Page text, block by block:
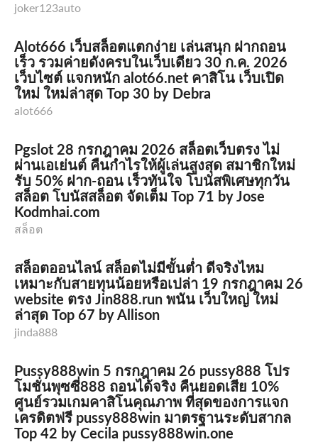
joker123auto
Alot666 เว็บสล็อตแตกง่าย เล่นสนุก ฝากถอน
เร็ว รวมค่ายดังครบในเว็บเดียว 30 ก.ค. 2026
เว็บไซต์ แจกหนัก alot66.net คาสิโน เว็บเปิด
ใหม่ ใหม่ล่าสุด Top 30 by Debra
alot666
Pgslot 28 กรกฎาคม 2026 สล็อตเว็บตรง ไม่
ผ่านเอเย่นต์ คืนกำไรให้ผู้เล่นสูงสุด สมาชิกใหม่
รับ 50% ฝาก-ถอน เร็วทันใจ โบนัสพิเศษทุกวัน
สล็อต โบนัสสล็อต จัดเต็ม Top 71 by Jose
Kodmhai.com
สล็อต
สล็อตออนไลน์ สล็อตไม่มีขั้นต่ำ ดีจริงไหม
เหมาะกับสายทุนน้อยหรือเปล่า 19 กรกฎาคม 26
website ตรง Jin888.run พนัน เว็บใหญ่ ใหม่
ล่าสุด Top 67 by Allison
jinda888
Pussy888win 5 กรกฎาคม 26 pussy888 โปร
โมชั่นพุซซี่888 ถอนได้จริง คืนยอดเสีย 10%
ศูนย์รวมเกมคาสิโนคุณภาพ ที่สุดของการแจก
เครดิตฟรี pussy888win มาตรฐานระดับสากล
Top 42 by Cecila pussy888win.one